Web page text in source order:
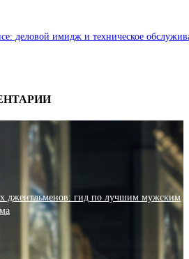
деловой имидж и техническое
джентльменов: гид по лучшим мужским